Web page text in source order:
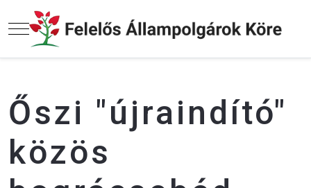
Mobile Menu Toggle
Őszi "újraindító"
közös